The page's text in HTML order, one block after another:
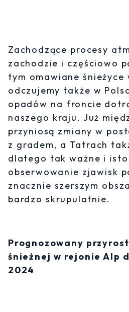
Zachodzące procesy
zachodzie i częściowo
tym omawiane śnieżyce
odczujemy także w
opadów na froncie
naszego kraju. Już
przyniosą zmiany w
z gradem, a Tatrach
dlatego tak ważne i
obserwowanie zjawisk
znacznie szerszym
bardzo skrupulatnie.
Prognozowany
śnieżnej w rejonie Alp
2024